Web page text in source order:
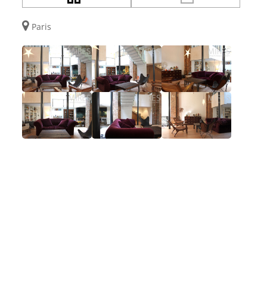
Paris